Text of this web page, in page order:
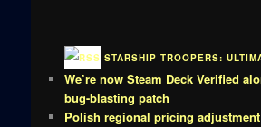
STARSHIP TROOPERS:
We’re now Steam Deck Verified
bug-blasting patch
Polish regional pricing adjustment